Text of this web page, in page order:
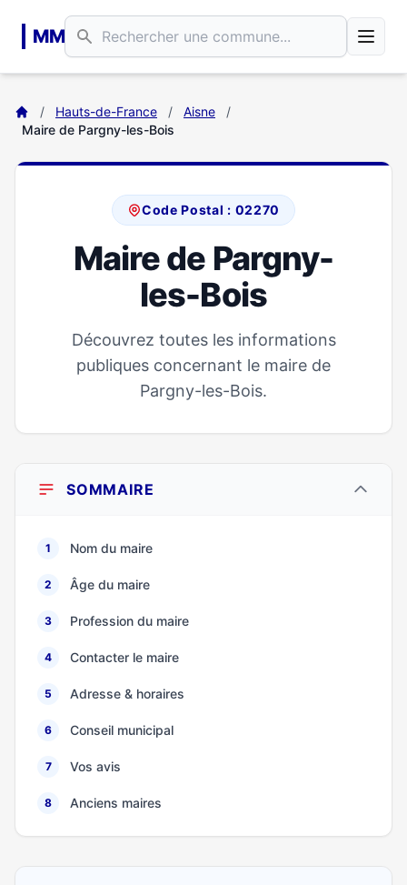
MM
/ Hauts-de-France / Aisne
/
Maire de Pargny-les-Bois
Code Postal : 02270
Maire de Pargny-
les-Bois
Découvrez toutes les informations
publiques concernant le maire de
Pargny-les-Bois.
SOMMAIRE
1 Nom du maire
2 Âge du maire
3 Profession du maire
4 Contacter le maire
5 Adresse & horaires
6 Conseil municipal
7 Vos avis
8 Anciens maires